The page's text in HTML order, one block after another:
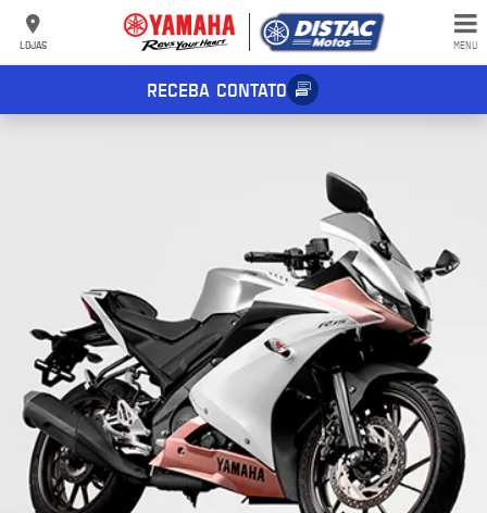
LOJAS MENU
RECEBA CONTATO